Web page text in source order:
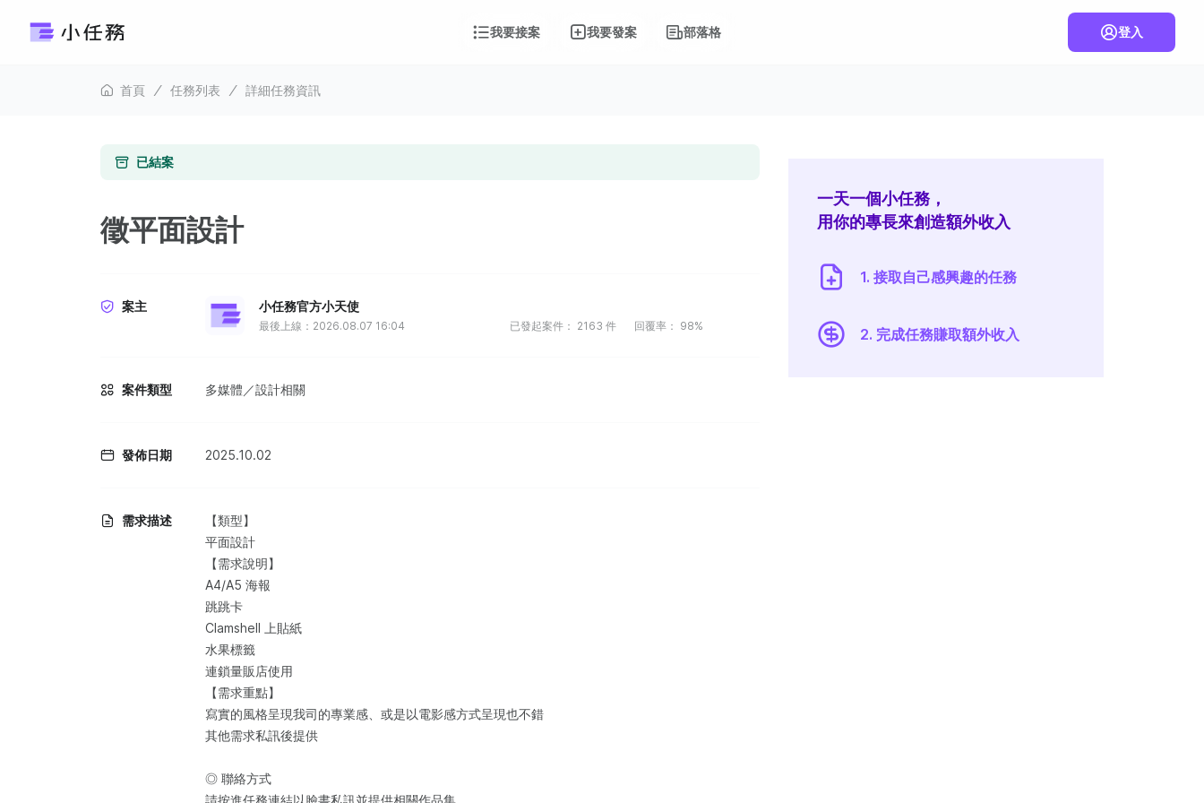
我要接案 我要發案 部落格 登入
首頁 任務列表 詳細任務資訊
已結案
徵平面設計
案主 小任務官方小天使
最後上線：2026.08.07 16:04 已發起案件： 2163 件 回覆率： 98%
案件類型 多媒體／設計相關
發佈日期 2025.10.02
需求描述
【類型】
平面設計
【需求說明】
A4/A5 海報
跳跳卡
Clamshell 上貼紙
水果標籤
連鎖量販店使用
【需求重點】
寫實的風格呈現我司的專業感、或是以電影感方式呈現也不錯
其他需求私訊後提供
◎ 聯絡方式
請按進任務連結以臉書私訊並提供相關作品集
一天一個小任務，
用你的專長來創造額外收入
1. 接取自己感興趣的任務
2. 完成任務賺取額外收入